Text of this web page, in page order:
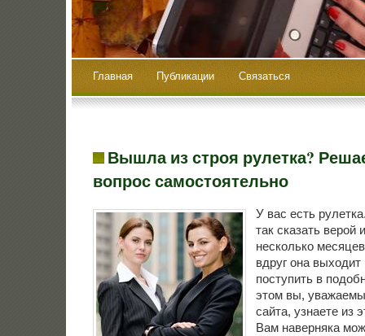
Главная Публикации Связаться
Вышла из строя рулетка?
вопрос самостоятельно
У вас есть
так сказать верой
несколько
вдруг она выходит
поступить в
этом вы,
сайта, узнаете из
Вам наверняка